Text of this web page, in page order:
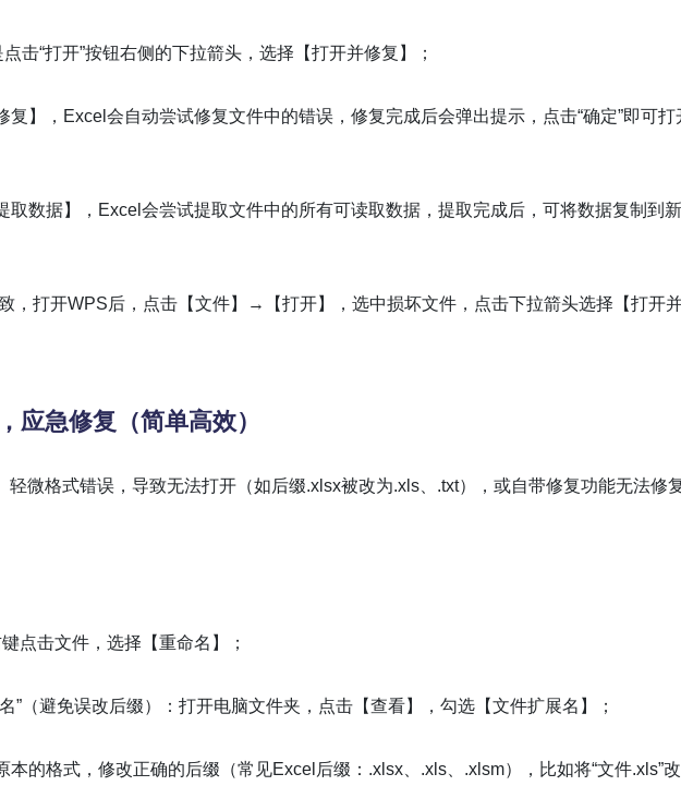
击“打开”按钮右侧的下拉箭头，选择【打开并修复】；
复】，Excel会自动尝试修复文件中的错误，修复完成后会弹出提示，点击“确定”即可打
取数据】，Excel会尝试提取文件中的所有可读取数据，提取完成后，可将数据复制到
，打开WPS后，点击【文件】→【打开】，选中损坏文件，点击下拉箭头选择【打开
应急修复（简单高效）
轻微格式错误，导致无法打开（如后缀.xlsx被改为.xls、.txt），或自带修复功能无法修
点击文件，选择【重命名】；
”（避免误改后缀）：打开电脑文件夹，点击【查看】，勾选【文件扩展名】；
本的格式，修改正确的后缀（常见Excel后缀：.xlsx、.xls、.xlsm），比如将“文件.xls”